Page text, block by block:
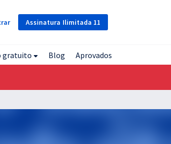
Assinatura Ilimitada 11
gratuito Blog Aprovados